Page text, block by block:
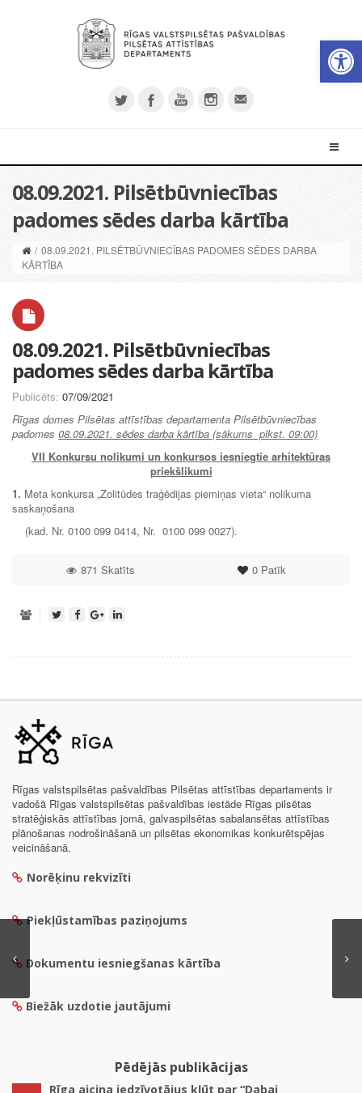
08.09.2021. Pilsētbūvniecības
padomes sēdes darba kārtība
/ 08.09.2021. PILSĒTBŪVNIECĪBAS PADOMES SĒDES DARBA
KĀRTĪBA
08.09.2021. Pilsētbūvniecības
padomes sēdes darba kārtība
Publicēts: 07/09/2021
Rīgas domes Pilsētas attīstības departamenta Pilsētbūvniecības
padomes 08.09.2021. sēdes darba kārtība (sākums plkst. 09:00)
VII Konkursu nolikumi un konkursos iesniegtie arhitektūras
priekšlikumi
1. Meta konkursa „Zolitūdes traģēdijas piemiņas vieta“ nolikuma
saskaņošana
(kad. Nr. 0100 099 0414, Nr. 0100 099 0027).
0Patīk
871 Skatīts
Rīgas valstspilsētas pašvaldības Pilsētas attīstības departaments ir
vadošā Rīgas valstspilsētas pašvaldības iestāde Rīgas pilsētas
stratēģiskās attīstības jomā, galvaspilsētas sabalansētas attīstības
plānošanas nodrošināšanā un pilsētas ekonomikas konkurētspējas
veicināšanā.
Norēķinu rekvizīti
Piekļūstamības paziņojums
Dokumentu iesniegšanas kārtība
Biežāk uzdotie jautājumi
Pēdējās publikācijas
Rīga aicina iedzīvotājus kļūt par “Dabai